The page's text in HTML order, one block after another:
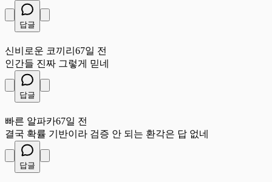
답글
신비로운 코끼리 67일 전
인간들 진짜 그렇게 믿네
답글
빠른 알파카67일 전
결국 확률 기반이라 검증 안 되는 환각은 답 없네
답글